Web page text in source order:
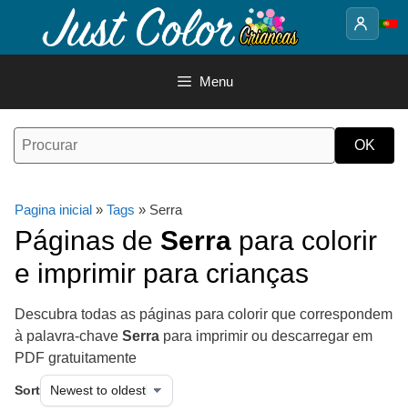
o
Menu
Pagina inicial » Tags » Serra
Páginas de Serra para colorir
e imprimir para crianças
Descubra todas as páginas para colorir que correspondem
à palavra-chave Serra para imprimir ou descarregar em
PDF gratuitamente
Sort